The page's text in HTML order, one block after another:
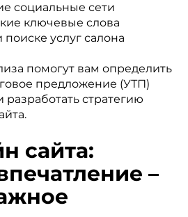
социальные сети
ключевые слова
услуг салона
помогут вам определить
предложение (УТП)
разработать стратегию
сайта:
–